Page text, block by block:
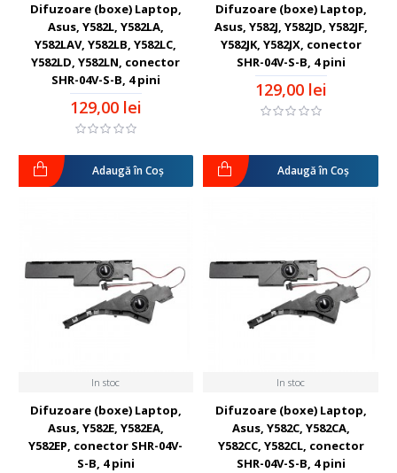
Difuzoare (boxe) Laptop,
Asus, Y582L, Y582LA,
Y582LAV, Y582LB, Y582LC,
Y582LD, Y582LN, conector
SHR-04V-S-B, 4 pini
129,00 lei
Adaugă în Coş
Difuzoare (boxe) Laptop,
Asus, Y582J, Y582JD, Y582JF,
Y582JK, Y582JX, conector
SHR-04V-S-B, 4 pini
129,00 lei
Adaugă în Coş
In stoc
Difuzoare (boxe) Laptop,
Asus, Y582E, Y582EA,
Y582EP, conector SHR-04V-
S-B, 4 pini
In stoc
Difuzoare (boxe) Laptop,
Asus, Y582C, Y582CA,
Y582CC, Y582CL, conector
SHR-04V-S-B, 4 pini